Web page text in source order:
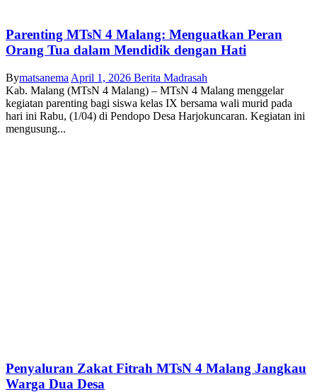
Parenting MTsN 4 Malang: Menguatkan Peran
Orang Tua dalam Mendidik dengan Hati
Bymatsanema April 1, 2026 Berita Madrasah
Kab. Malang (MTsN 4 Malang) – MTsN 4 Malang menggelar
kegiatan parenting bagi siswa kelas IX bersama wali murid pada
hari ini Rabu, (1/04) di Pendopo Desa Harjokuncaran. Kegiatan ini
mengusung...
Penyaluran Zakat Fitrah MTsN 4 Malang Jangkau
Warga Dua Desa